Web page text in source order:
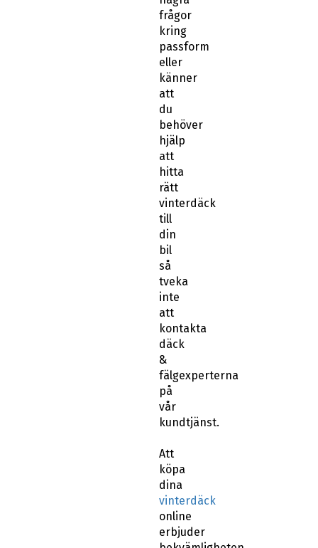
passform
eller
känner
att
du
behöver
hjälp
att
hitta
rätt
vinterdäck
till
din
bil
så
tveka
inte
att
kontakta
däck
&
fälgexperterna
på
vår
kundtjänst.
Att
köpa
dina
vinterdäck
online
erbjuder
bekvämligheten
att
handla